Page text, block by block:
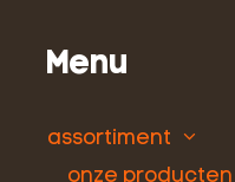
Menu
assortiment
onze producten